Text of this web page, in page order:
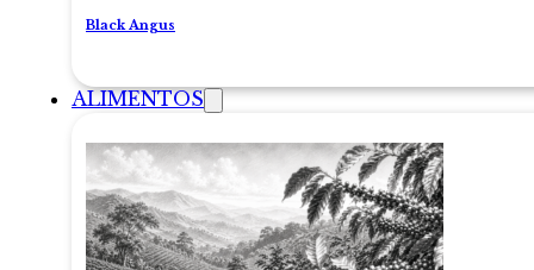
Black Angus
ALIMENTOS